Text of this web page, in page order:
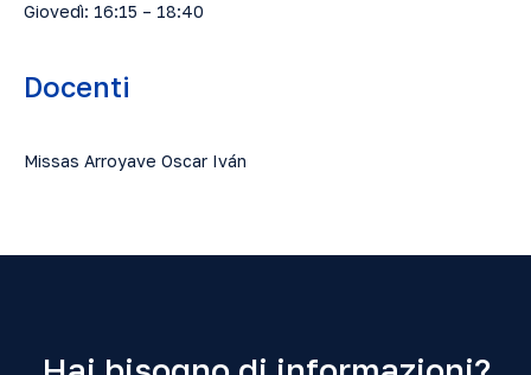
Giovedì: 16:15 – 18:40
Docenti
Missas Arroyave Oscar Iván